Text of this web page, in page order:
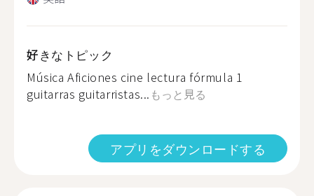
好きなトピック
Música Aficiones cine lectura fórmula 1
guitarras guitarristas... もっと見る
アプリをダウンロードする